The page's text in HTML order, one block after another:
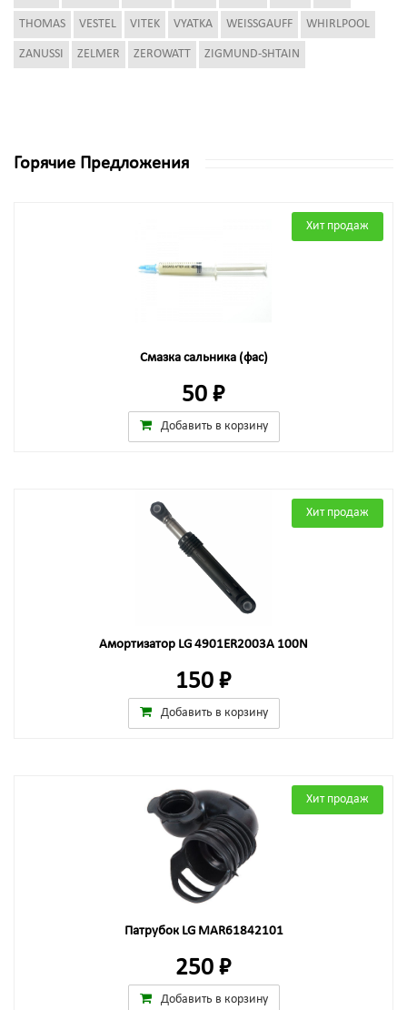
THOMAS VESTEL VITEK VYATKA WEISSGAUFF WHIRLPOOL
ZANUSSI ZELMER ZEROWATT ZIGMUND-SHTAIN
Горячие Предложения
Хит продаж
Смазка сальника (фас)
50 ₽
Добавить в корзину
Хит продаж
Амортизатор LG 4901ER2003A 100N
150 ₽
Добавить в корзину
Хит продаж
Патрубок LG MAR61842101
250 ₽
Добавить в корзину